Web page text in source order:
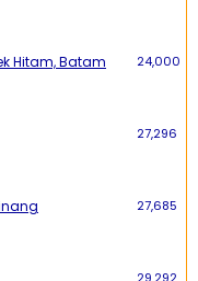
Hitam, Batam 24,000
27,296
27,685